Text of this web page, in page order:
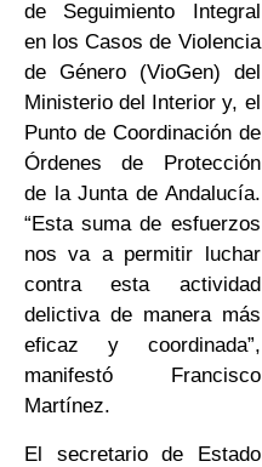
de Seguimiento Integral
en los Casos de Violencia
de Género (VioGen) del
Ministerio del Interior y, el
Punto de Coordinación de
Órdenes de Protección
de la Junta de Andalucía.
“Esta suma de esfuerzos
nos va a permitir luchar
contra esta actividad
delictiva de manera más
eficaz y coordinada”,
manifestó Francisco
Martínez.
El secretario de Estado